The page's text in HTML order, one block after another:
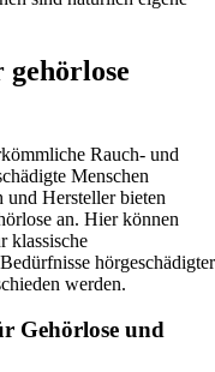
gehörlose
Rauch- und
Menschen
Hersteller bieten
an. Hier können
klassische
hörgeschädigter
werden.
Gehörlose und